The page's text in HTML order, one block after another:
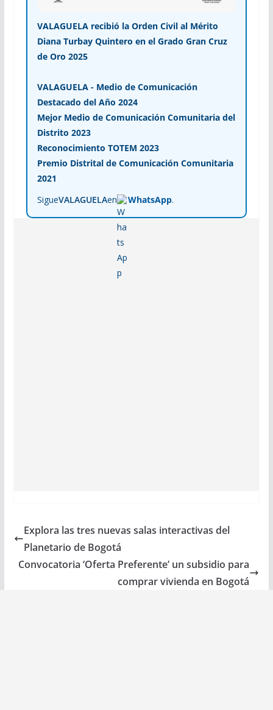
VALAGUELA recibió la Orden Civil al Mérito
Diana Turbay Quintero en el Grado Gran Cruz
de Oro 2025
VALAGUELA - Medio de Comunicación
Destacado del Año 2024
Mejor Medio de Comunicación Comunitaria del
Distrito 2023
Reconocimiento TOTEM 2023
Premio Distrital de Comunicación Comunitaria
2021
SigueVALAGUELAen WhatsApp.
Explora las tres nuevas salas interactivas del
Planetario de Bogotá
Convocatoria ‘Oferta Preferente’ un subsidio para
comprar vivienda en Bogotá